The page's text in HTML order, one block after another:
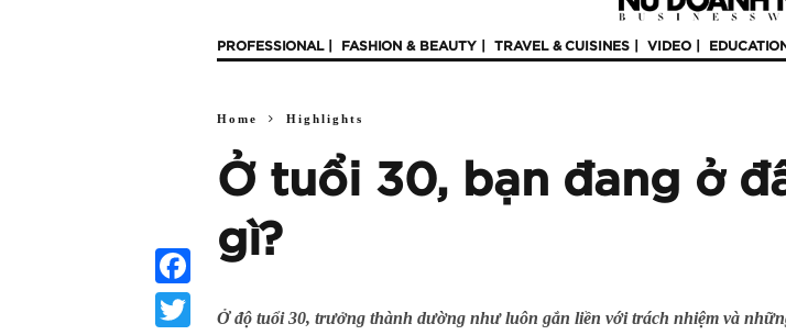
PROFESSIONAL FASHION & BEAUTY TRAVEL & CUISINES VIDEO
Home Highlights
Ở tuổi 30, bạn đang ở
gì?
Ở độ tuổi 30, trưởng thành dường như luôn gắn liền với trách nhiệm và
Facebook